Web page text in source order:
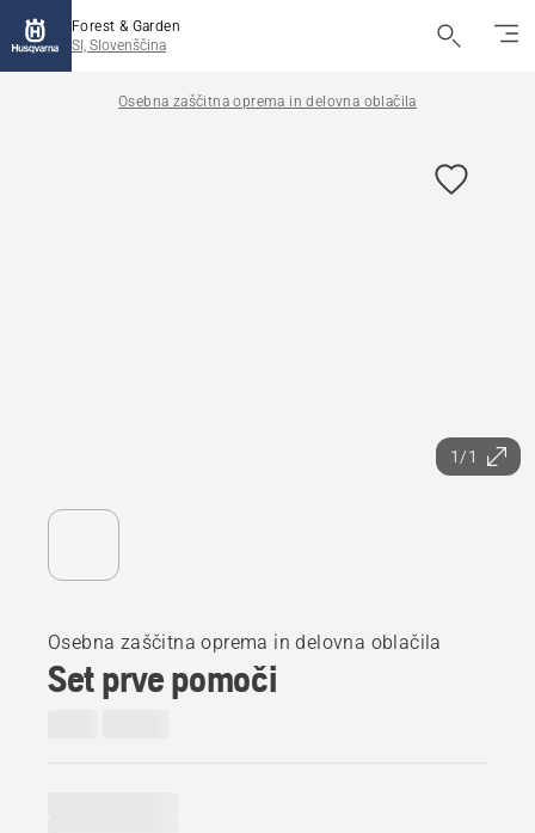
Forest & Garden
SI, Slovenščina
Osebna zaščitna oprema in delovna oblačila
1/1
Osebna zaščitna oprema in delovna oblačila
Set prve pomoči